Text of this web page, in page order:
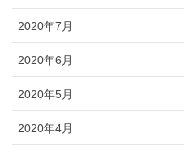
2020年7月
2020年6月
2020年5月
2020年4月